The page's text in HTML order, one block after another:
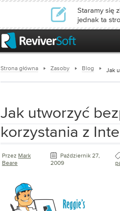
Staramy się
jednak ta
Strona główna Zasoby Blog Jak
Jak utworzyć
korzystania z
Przez Mark
Beare
Październik 27,
2009